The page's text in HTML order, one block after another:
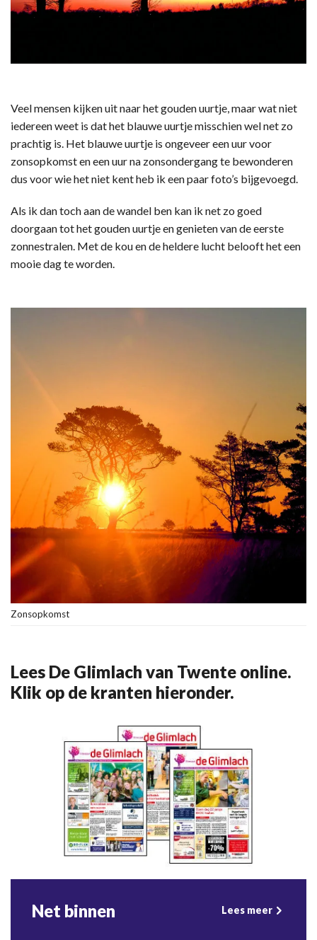
Veel mensen kijken uit naar het gouden uurtje, maar wat niet
iedereen weet is dat het blauwe uurtje misschien wel net zo
prachtig is. Het blauwe uurtje is ongeveer een uur voor
zonsopkomst en een uur na zonsondergang te bewonderen
dus voor wie het niet kent heb ik een paar foto’s bijgevoegd.
Als ik dan toch aan de wandel ben kan ik net zo goed
doorgaan tot het gouden uurtje en genieten van de eerste
zonnestralen. Met de kou en de heldere lucht belooft het een
mooie dag te worden.
Zonsopkomst
Lees De Glimlach van Twente online.
Klik op de kranten hieronder.
Net binnen Lees meer